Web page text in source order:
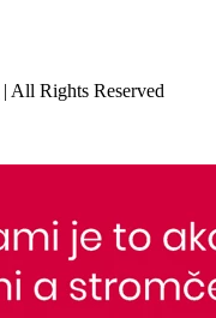
| All Rights Reserved